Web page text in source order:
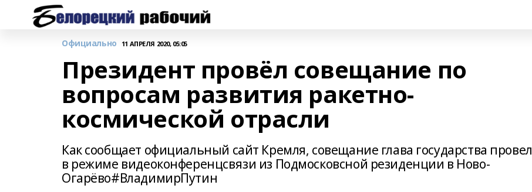
Официально 11 АПРЕЛЯ 2020, 05:05
Президент провёл совещание по
вопросам развития ракетно-
космической отрасли
Как сообщает официальный сайт Кремля, совещание глава государства провел
в режиме видеоконференцсвязи из Подмосковсной резиденции в Ново-
Огарёво#ВладимирПутин